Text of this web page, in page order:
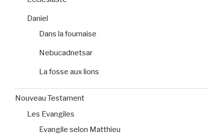
Daniel
Dans la fournaise
Nebucadnetsar
La fosse aux lions
Nouveau Testament
Les Evangiles
Evangile selon Matthieu